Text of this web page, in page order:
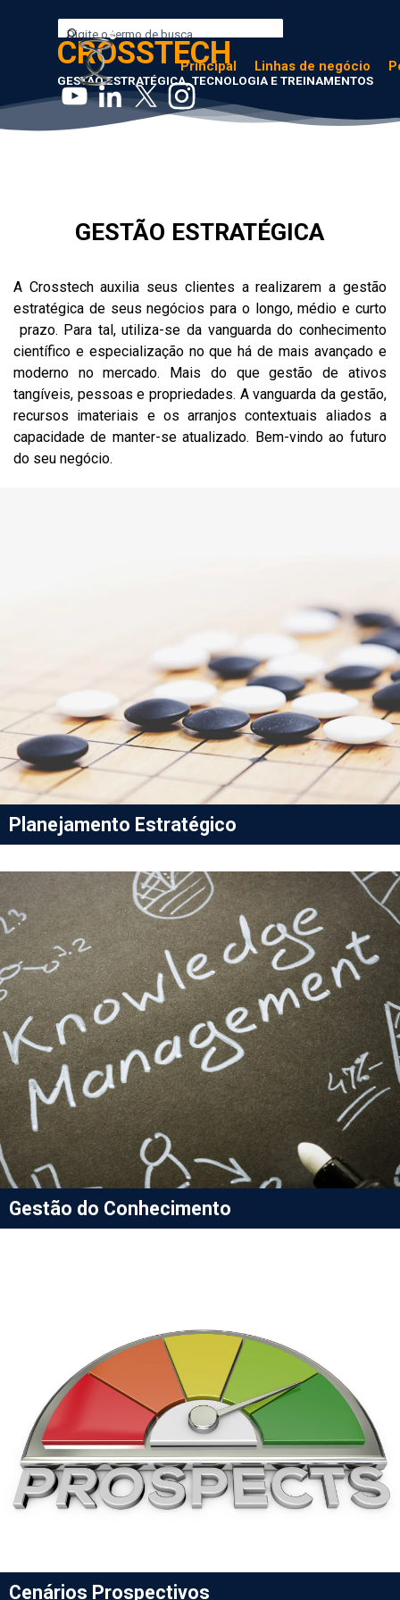
CROSSTECH
Principal Linhas de negócio
GESTÃO ESTRATÉGICA, TECNOLOGIA E TREINAMENTOS
GESTÃO ESTRATÉGICA
A Crosstech auxilia seus clientes a realizarem a gestão
estratégica de seus negócios para o longo, médio e curto
prazo. Para tal, utiliza-se da vanguarda do conhecimento
científico e especialização no que há de mais avançado e
moderno no mercado. Mais do que gestão de ativos
tangíveis, pessoas e propriedades. A vanguarda da gestão,
recursos imateriais e os arranjos contextuais aliados a
capacidade de manter-se atualizado. Bem-vindo ao futuro
do seu negócio.
Planejamento Estratégico
Gestão do Conhecimento
Cenários Prospectivos